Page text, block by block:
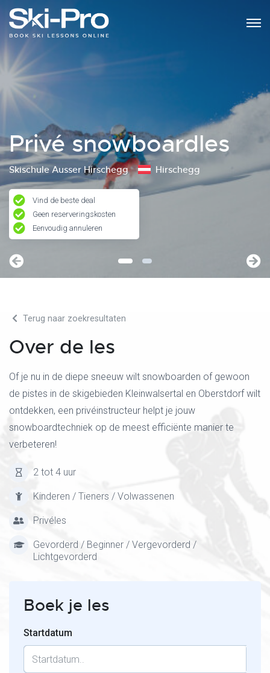
Privé snowboardles
Skischule Ausser Hirschegg Hirschegg
Vind de beste deal
Geen reserveringskosten
Eenvoudig annuleren
Terug naar zoekresultaten
Over de les
Of je nu in de diepe sneeuw wilt snowboarden of gewoon
de pistes in de skigebieden Kleinwalsertal en Oberstdorf wilt
ontdekken, een privéinstructeur helpt je jouw
snowboardtechniek op de meest efficiënte manier te
verbeteren!
2 tot 4 uur
Kinderen / Tieners / Volwassenen
Privéles
Gevorderd / Beginner / Vergevorderd /
Lichtgevorderd
Boek je les
Startdatum